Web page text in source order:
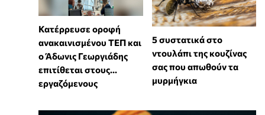
Κατέρρευσε οροφή
ανακαινισμένου ΤΕΠ και
ο Άδωνις Γεωργιάδης
επιτίθεται στους...
εργαζόμενους
⁠5 συστατικά στο
ντουλάπι της κουζίνας
σας που απωθούν τα
μυρμήγκια